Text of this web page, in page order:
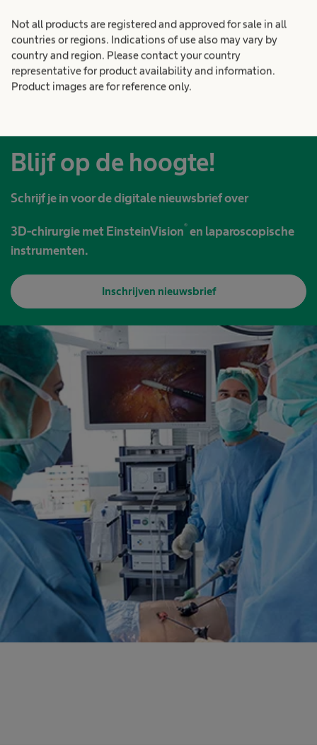
Not all products are registered and approved for sale in all
countries or regions. Indications of use also may vary by
country and region. Please contact your country
representative for product availability and information.
Product images are for reference only.
Blijf op de hoogte!
Schrijf je in voor de digitale nieuwsbrief over
3D-chirurgie met EinsteinVision® en laparoscopische
instrumenten.
Inschrijven nieuwsbrief